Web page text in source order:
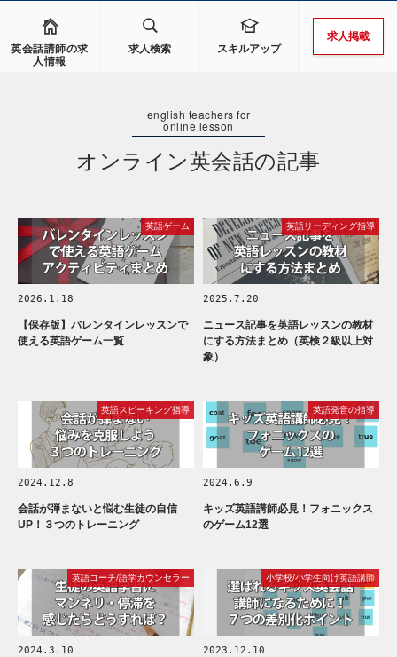
英会話講師の求
人情報
求人検索 スキルアップ
求人掲載
オンライン英会話の記事
英語ゲーム
2026.1.18
【保存版】バレンタインレッスンで
使える英語ゲーム一覧
英語リーディング指導
2025.7.20
ニュース記事を英語レッスンの教材
にする方法まとめ（英検２級以上対
象）
英語スピーキング指導
2024.12.8
会話が弾まないと悩む生徒の自信
UP！３つのトレーニング
英語発音の指導
2024.6.9
キッズ英語講師必見！フォニックス
のゲーム12選
英語コーチ/語学カウンセラー
2024.3.10
小学校/小学生向け英語講師
2023.12.10